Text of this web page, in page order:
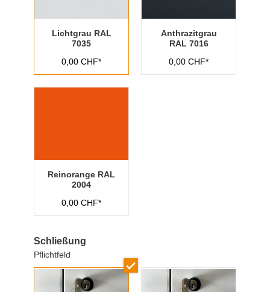
Lichtgrau RAL
7035
0,00 CHF*
Anthrazitgrau
RAL 7016
0,00 CHF*
Reinorange RAL
2004
0,00 CHF*
Schließung
Pflichtfeld